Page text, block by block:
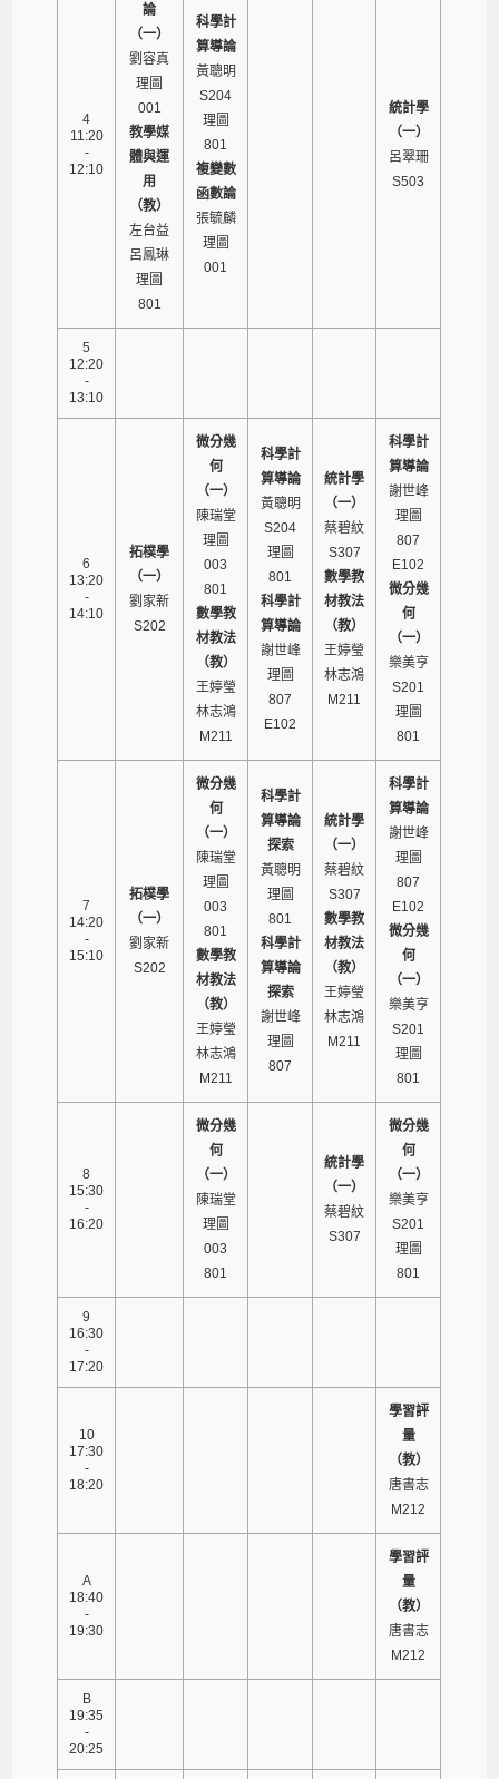
4
11:20
-
12:10
論
（一）
劉容真
理圖
001
教學媒
體與運
用
（教）
左台益
呂鳳琳
理圖
801
科學計
算導論
黃聰明
S204
理圖
801
複變數
函數論
張毓麟
理圖
001
統計學
（一）
呂翠珊
S503
5
12:20
-
13:10
6
13:20
-
14:10
拓樸學
（一）
劉家新
S202
微分幾
何
（一）
陳瑞堂
理圖
003
801
數學教
材教法
（教）
王婷瑩
林志鴻
M211
科學計
算導論
黃聰明
S204
理圖
801
科學計
算導論
謝世峰
理圖
807
E102
統計學
（一）
蔡碧紋
S307
數學教
材教法
（教）
王婷瑩
林志鴻
M211
科學計
算導論
謝世峰
理圖
807
E102
微分幾
何
（一）
樂美亨
S201
理圖
801
7
14:20
-
15:10
拓樸學
（一）
劉家新
S202
微分幾
何
（一）
陳瑞堂
理圖
003
801
數學教
材教法
（教）
王婷瑩
林志鴻
M211
科學計
算導論
探索
黃聰明
理圖
801
科學計
算導論
探索
謝世峰
理圖
807
統計學
（一）
蔡碧紋
S307
數學教
材教法
（教）
王婷瑩
林志鴻
M211
科學計
算導論
謝世峰
理圖
807
E102
微分幾
何
（一）
樂美亨
S201
理圖
801
8
15:30
-
16:20
微分幾
何
（一）
陳瑞堂
理圖
003
801
統計學
（一）
蔡碧紋
S307
微分幾
何
（一）
樂美亨
S201
理圖
801
9
16:30
-
17:20
10
17:30
-
18:20
學習評
量
（教）
唐書志
M212
A
18:40
-
19:30
學習評
量
（教）
唐書志
M212
B
19:35
-
20:25